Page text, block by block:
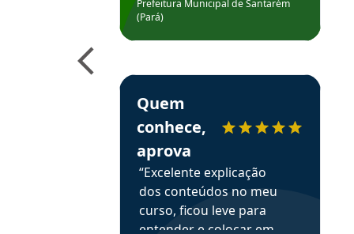
Prefeitura de Santarém.
Prefeitura Municipal de Santarém
(Pará)
Estudante Elais recomenda o Aprova
Quem
conhece,
aprova
“Excelente explicação
dos conteúdos no meu
curso, ficou leve para
entender e colocar em